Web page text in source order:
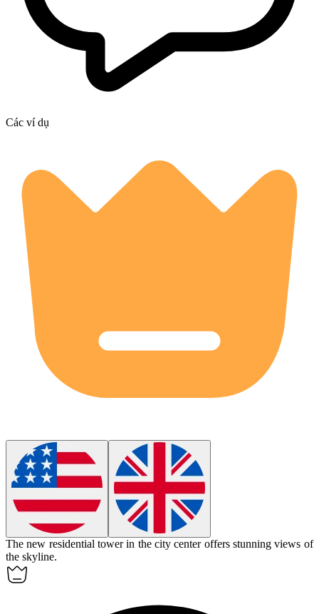
Các ví dụ
The new residential tower in the city center offers stunning views of
the skyline.